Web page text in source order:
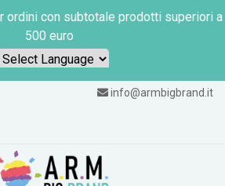
ordini con subtotale prodotti superiori a
500 euro
Powered by
info@armbigbrand.it